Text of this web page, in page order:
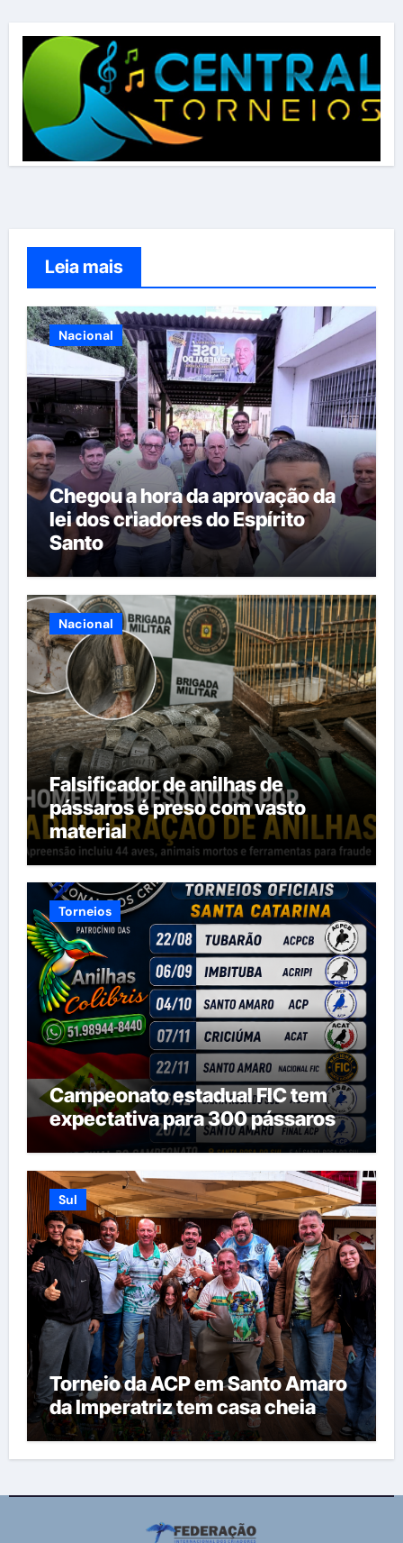
Leia mais
Nacional
Chegou a hora da aprovação da
lei dos criadores do Espírito
Santo
Nacional
Falsificador de anilhas de
pássaros é preso com vasto
material
Torneios
Campeonato estadual FIC tem
expectativa para 300 pássaros
Sul
Torneio da ACP em Santo Amaro
da Imperatriz tem casa cheia